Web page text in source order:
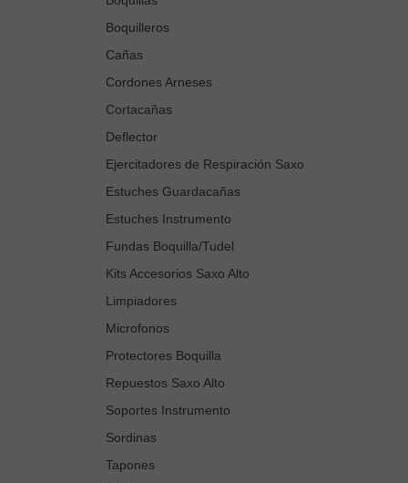
Boquilleros
Cañas
Cordones Arneses
Cortacañas
Deflector
Ejercitadores de Respiración Saxo
Estuches Guardacañas
Estuches Instrumento
Fundas Boquilla/Tudel
Kits Accesorios Saxo Alto
Limpiadores
Microfonos
Protectores Boquilla
Repuestos Saxo Alto
Soportes Instrumento
Sordinas
Tapones